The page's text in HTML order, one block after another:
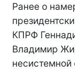
Ранее о
КПРФ
Владимир